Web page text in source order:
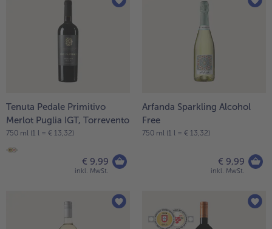
Tenuta Pedale Primitivo
Merlot Puglia IGT, Torrevento
750 ml (1 l = € 13,32)
€ 9,99
inkl. MwSt.
Arfanda Sparkling Alcohol
Free
750 ml (1 l = € 13,32)
€ 9,99
inkl. MwSt.